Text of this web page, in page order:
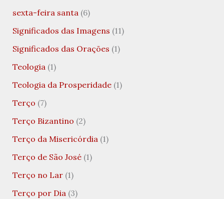
sexta-feira santa(6)
Significados das Imagens (11)
Significados das Orações (1)
Teologia(1)
Teologia da Prosperidade(1)
Terço (7)
Terço Bizantino (2)
Terço da Misericórdia(1)
Terço de São José(1)
Terço no Lar(1)
Terço por Dia(3)